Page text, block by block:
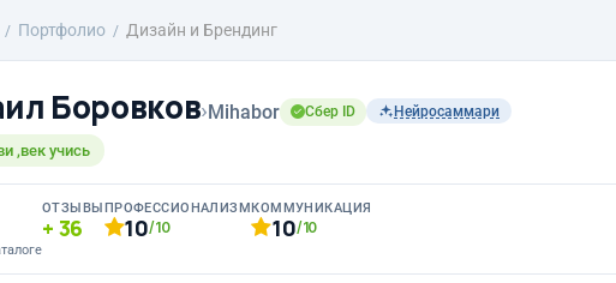
Портфолио Дизайн и Брендинг
Боровков›Mihabor Сбер ID Нейросаммари
,век учись
ОТЗЫВЫ
36
ПРОФЕССИОНАЛИЗМ
10/10
КОММУНИКАЦИЯ
10/10